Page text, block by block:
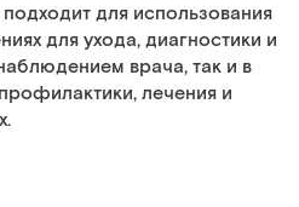
для использования
для ухода, диагностики и
врача, так и в
лечения и